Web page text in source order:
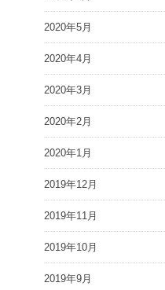
2020年5月
2020年4月
2020年3月
2020年2月
2020年1月
2019年12月
2019年11月
2019年10月
2019年9月